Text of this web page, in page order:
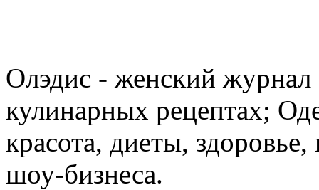
Олэдис - женский журнал
кулинарных рецептах;
красота, диеты,
шоу-бизнеса.